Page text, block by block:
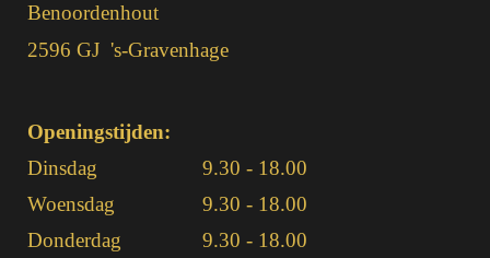
Benoordenhout
2596 GJ 's-Gravenhage
Openingstijden:
Dinsdag
9.30 - 18.00
Woensdag
9.30 - 18.00
Donderdag
9.30 - 18.00